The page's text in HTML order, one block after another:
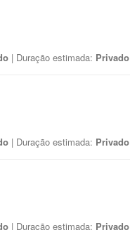
| Duração estimada: Privado
| Duração estimada: Privado
| Duração estimada: Privado